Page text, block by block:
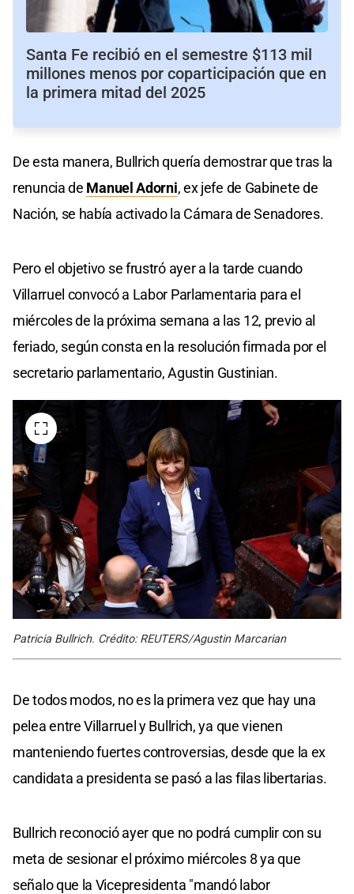
Santa Fe recibió en el semestre $113 mil
millones menos por coparticipación que en
la primera mitad del 2025
De esta manera, Bullrich quería demostrar que tras la
renuncia de Manuel Adorni, ex jefe de Gabinete de
Nación, se había activado la Cámara de Senadores.
Pero el objetivo se frustró ayer a la tarde cuando
Villarruel convocó a Labor Parlamentaria para el
miércoles de la próxima semana a las 12, previo al
feriado, según consta en la resolución firmada por el
secretario parlamentario, Agustin Gustinian.
Patricia Bullrich. Crédito: REUTERS/Agustin Marcarian
De todos modos, no es la primera vez que hay una
pelea entre Villarruel y Bullrich, ya que vienen
manteniendo fuertes controversias, desde que la ex
candidata a presidenta se pasó a las filas libertarias.
Bullrich reconoció ayer que no podrá cumplir con su
meta de sesionar el próximo miércoles 8 ya que
señalo que la Vicepresidenta "mandó labor